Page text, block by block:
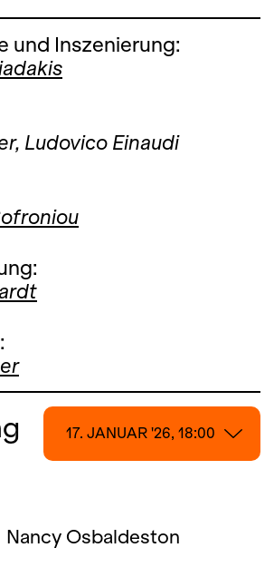
und Inszenierung:
Ludovico Einaudi
17. JANUAR '26, 18:00
18. JANUAR '26, 13:00
Nancy Osbaldeston